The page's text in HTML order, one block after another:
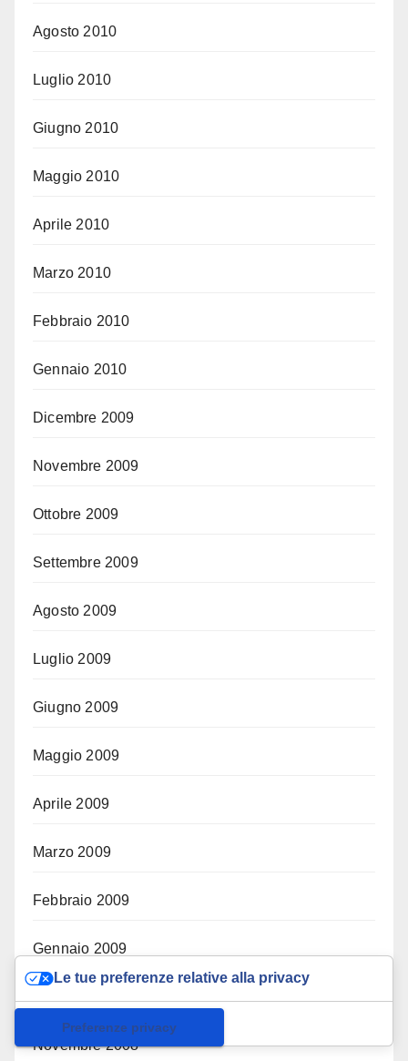
Agosto 2010
Luglio 2010
Giugno 2010
Maggio 2010
Aprile 2010
Marzo 2010
Febbraio 2010
Gennaio 2010
Dicembre 2009
Novembre 2009
Ottobre 2009
Settembre 2009
Agosto 2009
Luglio 2009
Giugno 2009
Maggio 2009
Aprile 2009
Marzo 2009
Febbraio 2009
Gennaio 2009
Novembre 2008
Le tue preferenze relative alla privacy
Informativa sulla raccolta